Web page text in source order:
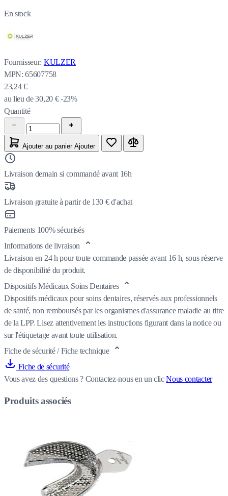
En stock
Fournisseur: KULZER
MPN: 65607758
23,24 €
au lieu de30,20 € -23%
Quantité
Ajouter au panier Ajouter
Livraison demain si commandé avant 16h
Livraison gratuite à partir de 130 € d'achat
Paiements 100% sécurisés
Informations de livraison
Livraison en 24 h pour toute commande passée avant 16 h, sous réserve
de disponibilité du produit.
Dispositifs Médicaux Soins Dentaires
Dispositifs médicaux pour soins dentaires, réservés aux professionnels
de santé, non remboursés par les organismes d'assurance maladie au titre
de la LPP. Lisez attentivement les instructions figurant dans la notice ou
sur l'étiquetage avant toute utilisation.
Fiche de sécurité / Fiche technique
Fiche de sécurité
Vous avez des questions ? Contactez-nous en un clicNous contacter
Produits associés